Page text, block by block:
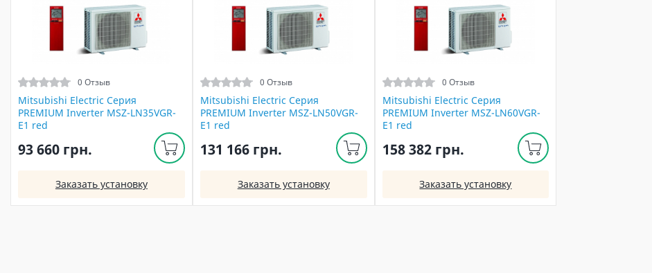
0 Отзыв
Mitsubishi Electric Серия
PREMIUM Inverter MSZ-LN35VGR-
E1 red
93 660 грн.
Заказать установку
0 Отзыв
Mitsubishi Electric Серия
PREMIUM Inverter MSZ-LN50VGR-
E1 red
131 166 грн.
Заказать установку
0 Отзыв
Mitsubishi Electric Серия
PREMIUM Inverter MSZ-LN60VGR-
E1 red
158 382 грн.
Заказать установку